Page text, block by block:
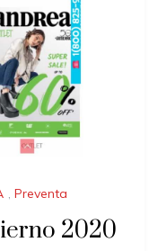
, Preventa
2020